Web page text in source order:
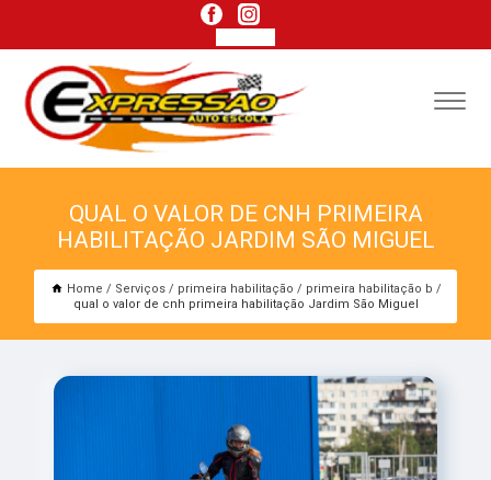
QUAL O VALOR DE CNH PRIMEIRA
HABILITAÇÃO JARDIM SÃO MIGUEL
Home Serviços primeira habilitação
primeira habilitação b
qual o valor de cnh primeira habilitação Jardim São Miguel